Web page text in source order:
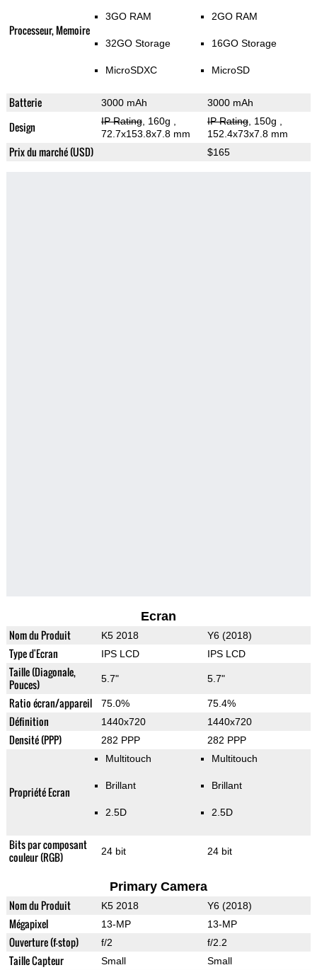
Processeur, Memoire
3GO RAM
32GO Storage
MicroSDXC
2GO RAM
16GO Storage
MicroSD
Batterie 3000 mAh 3000 mAh
Design IP Rating, 160g
72.7x153.8x7.8 mm
IP Rating, 150g
152.4x73x7.8 mm
Prix du marché (USD) $165
Ecran
Nom du Produit K5 2018 Y6 (2018)
Type d'Ecran IPS LCD IPS LCD
Taille (Diagonale,
Pouces)
5.7" 5.7"
Ratio écran/appareil 75.0% 75.4%
Définition 1440x720 1440x720
Densité (PPP) 282 PPP 282 PPP
Propriété Ecran
Multitouch
Brillant
2.5D
Multitouch
Brillant
2.5D
Bits par composant
couleur (RGB)
24 bit 24 bit
Primary Camera
Nom du Produit K5 2018 Y6 (2018)
Mégapixel 13-MP 13-MP
Ouverture (f-stop) f/2 f/2.2
Taille Capteur Small Small